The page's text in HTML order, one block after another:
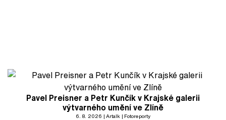
Pavel Preisner a Petr Kunčík v Krajské galerii
výtvarného umění ve Zlíně
6. 8. 2026 Artalk Fotoreporty